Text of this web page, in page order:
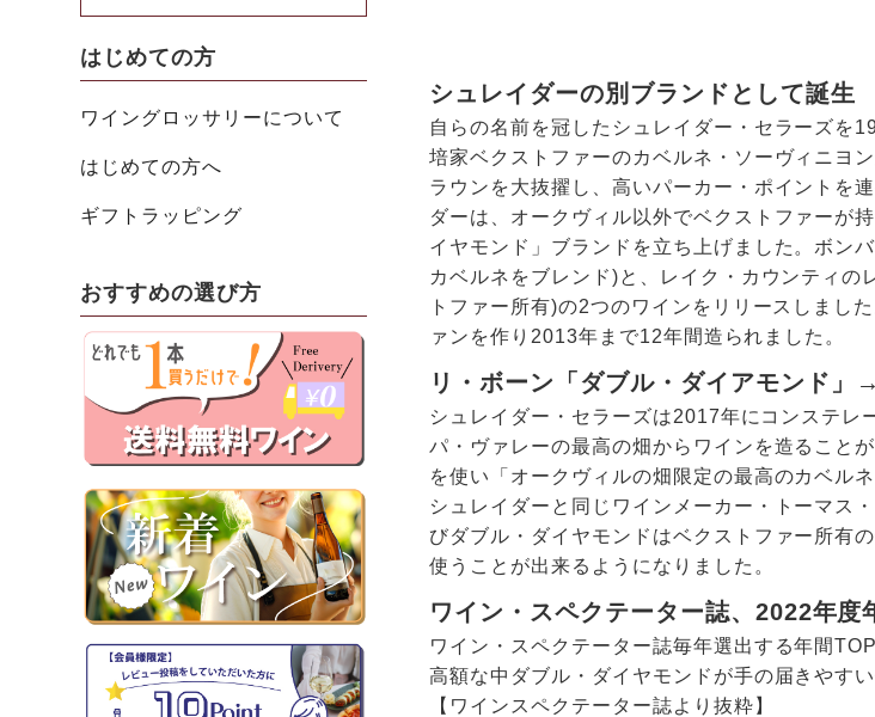
はじめての方
ワイングロッサリーについて
はじめての方へ
ギフトラッピング
おすすめの選び方
シュレイダーの別ブランドとして誕生
自らの名前を冠したシュレイダー・セラーズを
培家ベクストファーのカベルネ・ソーヴィニヨ
ラウンを大抜擢し、高いパーカー・ポイントを
ダーは、オークヴィル以外でベクストファーが
イヤモンド」ブランドを立ち上げました。ボン
カベルネをブレンド)と、レイク・カウンティ
トファー所有)の2つのワインをリリースしまし
ァンを作り2013年まで12年間造られました。
リ・ボーン「ダブル・ダイアモンド」
シュレイダー・セラーズは2017年にコンステレ
パ・ヴァレーの最高の畑からワインを造ること
を使い「オークヴィルの畑限定の最高のカベル
シュレイダーと同じワインメーカー・トーマス
びダブル・ダイヤモンドはベクストファー所有
使うことが出来るようになりました。
ワイン・スペクテーター誌、2022年度
ワイン・スペクテーター誌毎年選出する年間
高額な中ダブル・ダイヤモンドが手の届きやす
【ワインスペクテーター誌より抜粋】